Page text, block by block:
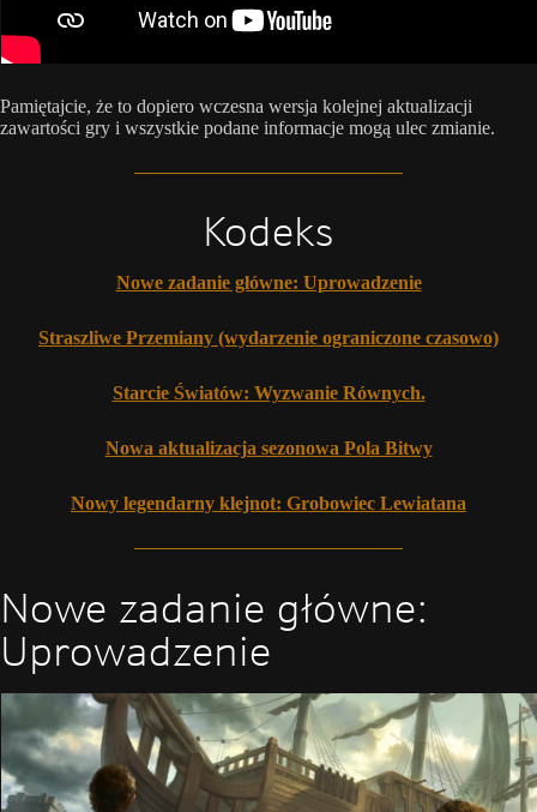
Pamiętajcie, że to dopiero wczesna wersja kolejnej aktualizacji
zawartości gry i wszystkie podane informacje mogą ulec zmianie.
Kodeks
Nowe zadanie główne: Uprowadzenie
Straszliwe Przemiany (wydarzenie ograniczone czasowo)
Starcie Światów: Wyzwanie Równych.
Nowa aktualizacja sezonowa Pola Bitwy
Nowy legendarny klejnot: Grobowiec Lewiatana
Nowe zadanie główne:
Uprowadzenie